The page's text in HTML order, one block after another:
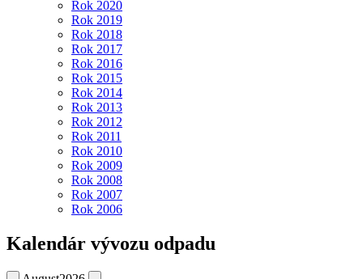
Rok 2020
Rok 2019
Rok 2018
Rok 2017
Rok 2016
Rok 2015
Rok 2014
Rok 2013
Rok 2012
Rok 2011
Rok 2010
Rok 2009
Rok 2008
Rok 2007
Rok 2006
Kalendár vývozu odpadu